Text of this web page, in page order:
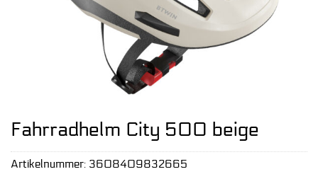
Fahrradhelm City 500 beige
Artikelnummer: 3608409832665